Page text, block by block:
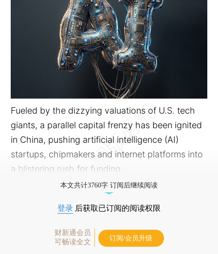
Fueled by the dizzying valuations of U.S. tech
giants, a parallel capital frenzy has been ignited
in China, pushing artificial intelligence (AI)
startups, chipmakers and internet platforms into
a blistering rush for funding.
本文共计3760字 订阅后继续阅读
登录 后获取已订阅的阅读权限
财新通会员
可畅读全文
订阅/会员升级